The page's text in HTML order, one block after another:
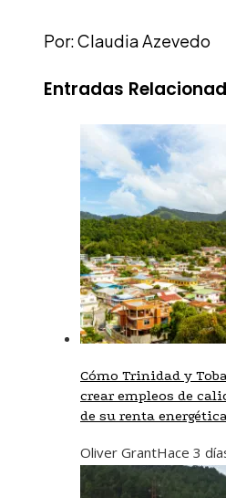
Por: Claudia Azevedo
Entradas
Cómo Trinidad y
crear empleos de
de su renta
Oliver GrantHace 3